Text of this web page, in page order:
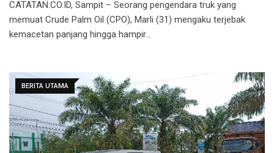
CATATAN.CO.ID, Sampit – Seorang pengendara truk yang
memuat Crude Palm Oil (CPO), Marli (31) mengaku terjebak
kemacetan panjang hingga hampir…
BERITA UTAMA